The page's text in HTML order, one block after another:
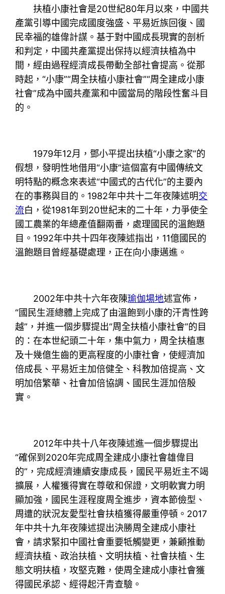
扶植小康社會是20世紀80年月以來，中國共
產黨引導中國完成國度強盛、平易近族回復、國
民幸福的雄偉計謀。基于對中國成長現實的剖析
和判定，中國共產黨提出保持以經濟扶植為中
間，經由過程經濟成長帶動全部社會提高。從那
時起，“小康”“周全扶植小康社會”“周全建成小康
社會”成為中國共產黨和中國當局的階段性奮斗目
的。
1979年12月，鄧小平提出扶植“小康之家”的
假想，發明性地借用“小康”這個富有中國傳統文
明特點的概念來表述“中國式的古代化”的主要內
在的事務與目的。1982年中共十二年夜陳述明交
流白，從1981年到20世紀末的二十年，力爭使全
國工農業的年總產值翻兩番，處理國民的溫飽題
目。1992年中共十四年夜陳述指出，11億國民的
溫飽題目曾經基礎處理，正在向小康邁進。
2002年中共十六年夜陳瑜伽場地述宣佈，
“國民生涯總體上完成了由溫飽到小康的汗青性跨
越”，并進一個步驟提出“周全扶植小康社會”的目
的：在本世紀頭二十年，集中氣力，周全扶植惠
及十幾億生齒的更高程度的小康社會，使經濟加
倍成長、平易近主加倍健全、科教加倍提高、文
明加倍繁華、社會加倍協調、國民生涯加倍殷
實。
2012年中共十八年夜陳述進一個步驟提出
“確保到2020年完成周全建成小康社會雄偉目
的”，完成經濟連續安康成長，國民平易近主不竭
擴展，人權獲得實在尊敬和保證，文明軟實力明
顯加強，國民生涯程度周全進步，資本節儉型、
周遭的狀況友愛型社會扶植獲得嚴重停頓。2017
年中共十九年夜陳述提出決勝周全建成小康社
會，請求緊扣中國社會重要牴觸變更，兼顧推動
經濟扶植、政治扶植、文明扶植、社會扶植、生
態文明扶植，攻堅克難，使周全建成小康社會獲
得國民承認、經得起汗青查驗。